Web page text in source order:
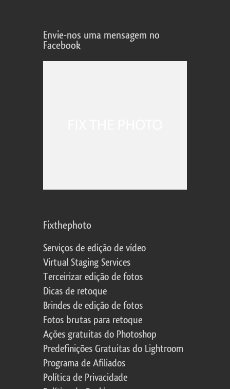
Envie-nos uma mensagem no
Facebook
Fixthephoto
Serviços de edição de vídeo
Virtual Staging Services
Terceirizar edição de fotos
Dicas de retoque
Brindes de edição de fotos
Fotos brutas para retoque
Ações gratuitas do Photoshop
Predefinições Gratuitas do Lightroom
Programa de Afiliados
Política de Privacidade